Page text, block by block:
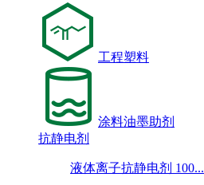
工程塑料
涂料油墨助剂
抗静电剂
液体离子抗静电剂 100...